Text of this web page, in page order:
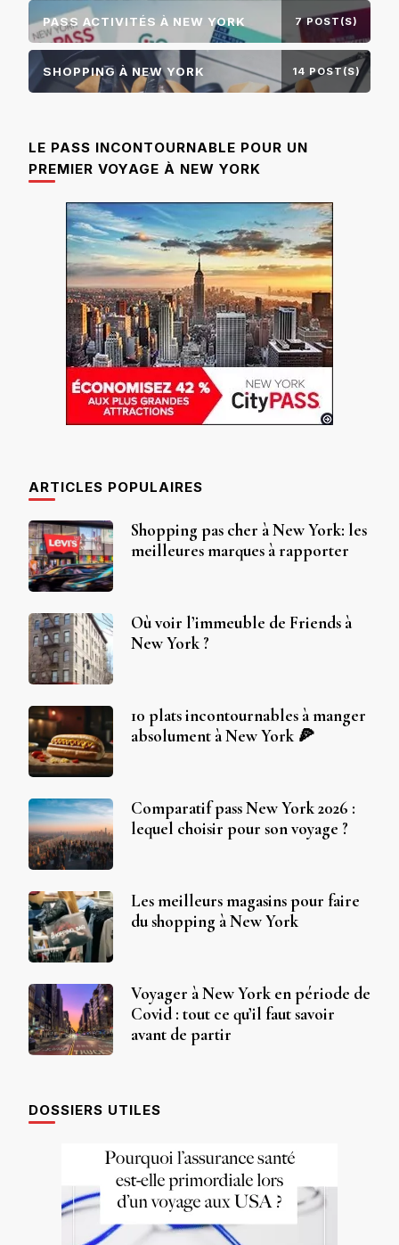
PASS ACTIVITÉS À NEW YORK 7 POST(S)
SHOPPING À NEW YORK 14 POST(S)
LE PASS INCONTOURNABLE POUR UN
PREMIER VOYAGE À NEW YORK
ARTICLES POPULAIRES
Shopping pas cher à New York: les
meilleures marques à rapporter
Où voir l’immeuble de Friends à
New York ?
10 plats incontournables à manger
absolument à New York 🍕
Comparatif pass New York 2026 :
lequel choisir pour son voyage ?
Les meilleurs magasins pour faire
du shopping à New York
Voyager à New York en période de
Covid : tout ce qu’il faut savoir
avant de partir
DOSSIERS UTILES